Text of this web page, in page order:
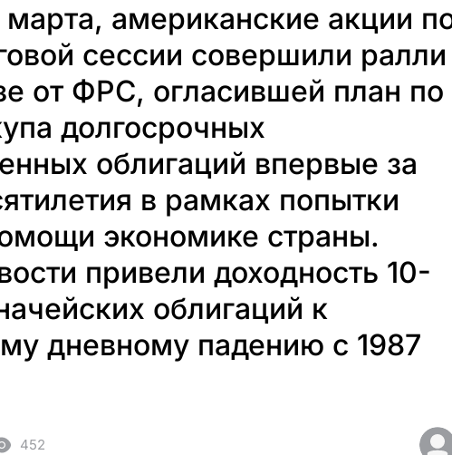
марта, американские акции
сессии совершили ралли
от ФРС, огласившей план по
долгосрочных
облигаций впервые за
в рамках попытки
экономике страны.
привели доходность 10-
облигаций к
дневному падению с 1987
452